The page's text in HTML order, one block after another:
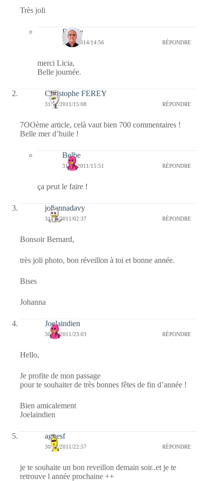
Très joli
Bernie
30/07/2014/14:56 RÉPONDRE
merci Licia,
Belle journée.
Christophe FEREY
31/12/2011/15:08 RÉPONDRE
7OOème article, celà vaut bien 700 commentaires !
Belle mer d’huile !
Belbe
31/12/2011/15:51 RÉPONDRE
ça peut le faire !
johannadavy
31/12/2011/02:37 RÉPONDRE
Bonsoir Bernard,
très joli photo, bon réveillon à toi et bonne année.
Bises
Johanna
Joelaindien
30/12/2011/23:03 RÉPONDRE
Hello,
Je profite de mon passage
pour te souhaiter de très bonnes fêtes de fin d’année !
Bien amicalement
Joelaindien
agnesf
30/12/2011/22:57 RÉPONDRE
je te souhaite un bon reveillon demain soir..et je te
retrouve l année prochaine ++